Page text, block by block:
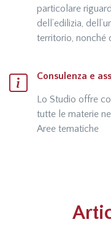
particolare
dell’edilizia,
territorio, nonché
Consulenza e
Lo Studio offre
tutte le materie
Aree tematiche